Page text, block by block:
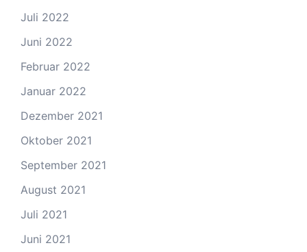
Juli 2022
Juni 2022
Februar 2022
Januar 2022
Dezember 2021
Oktober 2021
September 2021
August 2021
Juli 2021
Juni 2021